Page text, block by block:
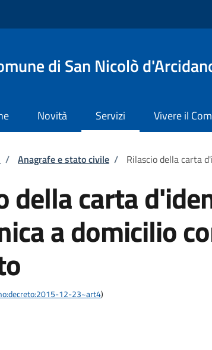
di San Nicolò
Novità Servizi Vivere il
di pane
/ Anagrafe e stato civile / Rilascio della carta
della carta
a domicilio
12-23~art4)